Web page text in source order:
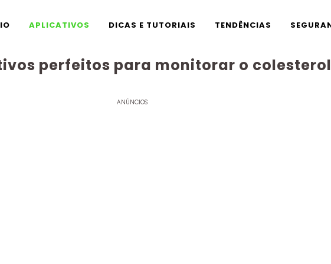
APLICATIVOS DICAS E TUTORIAIS TENDÊNCIAS
perfeitos para monitorar o colesterol
ANÚNCIOS